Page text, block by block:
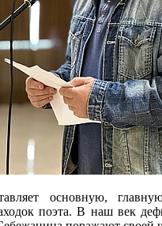
основную,
поэта. В наш век